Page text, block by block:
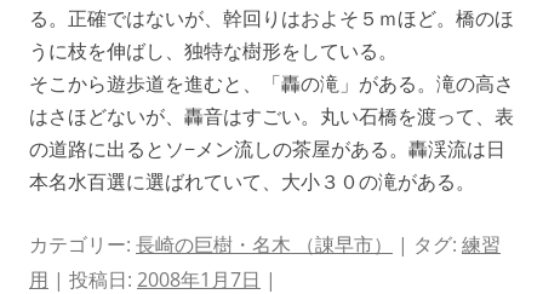
る。正確ではないが、幹回りはおよそ５ｍほど。橋のほ
うに枝を伸ばし、独特な樹形をしている。
そこから遊歩道を進むと、「轟の滝」がある。滝の高さ
はさほどないが、轟音はすごい。丸い石橋を渡って、表
の道路に出るとソ−メン流しの茶屋がある。轟渓流は日
本名水百選に選ばれていて、大小３０の滝がある。
カテゴリー: 長崎の巨樹・名木 （諌早市） | タグ: 練習
用 | 投稿日: 2008年1月7日 |